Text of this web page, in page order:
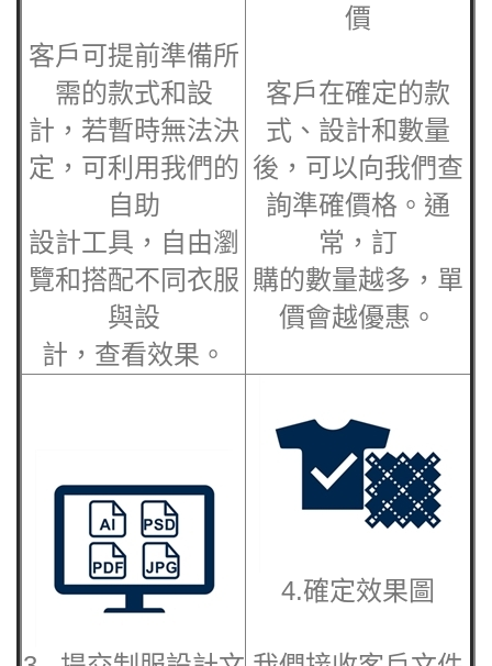
客戶可提前準備所
需的款式和設
計，若暫時無法決
定，可利用我們的
自助
設計工具，自由瀏
覽和搭配不同衣服
與設
計，查看效果。
價
客戶在確定的款
式、設計和數量
後，可以向我們查
詢準確價格。通
常，訂
購的數量越多，單
價會越優惠。
4.確定效果圖